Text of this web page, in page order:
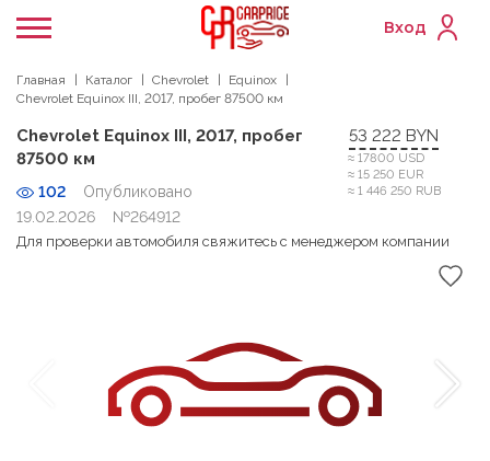
Вход
Главная Каталог Chevrolet
Equinox
Chevrolet Equinox III, 2017, пробег 87500 км
Chevrolet Equinox III, 2017, пробег
87500 км
102
Опубликовано
19.02.2026
№264912
53 222 BYN
≈ 17800 USD
≈ 15 250 EUR
≈ 1 446 250 RUB
Для проверки автомобиля свяжитесь с менеджером компании